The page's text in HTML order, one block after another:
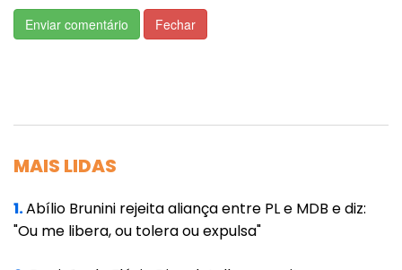
Em nota, a Federação Nacional de Saúde
automática prevista no projeto de lei afetaria
um dos pilares do funcionamento da saúde
de um sistema que assiste mais de 48
milhões de pessoas”, diz.
Enviar comentário Fechar
MAIS LIDAS
1.Abílio Brunini rejeita aliança entre PL e MDB e diz:
"Ou me libera, ou tolera ou expulsa"